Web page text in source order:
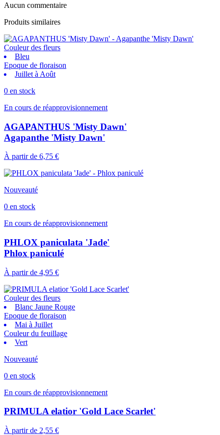
Aucun commentaire
Produits similaires
Couleur des fleurs
Bleu
Epoque de floraison
Juillet à Août
0 en stock
En cours de réapprovisionnement
AGAPANTHUS 'Misty Dawn'
Agapanthe 'Misty Dawn'
À partir de 6,75 €
Nouveauté
0 en stock
En cours de réapprovisionnement
PHLOX paniculata 'Jade'
Phlox paniculé
À partir de 4,95 €
Couleur des fleurs
Blanc Jaune Rouge
Epoque de floraison
Mai à Juillet
Couleur du feuillage
Vert
Nouveauté
0 en stock
En cours de réapprovisionnement
PRIMULA elatior 'Gold Lace Scarlet'
À partir de 2,55 €